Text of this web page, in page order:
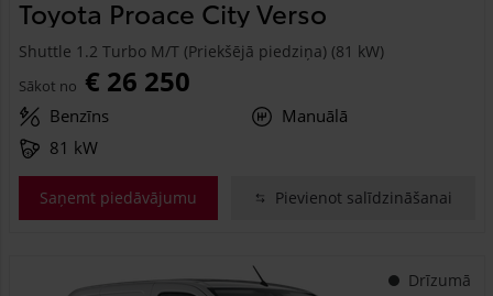
Toyota Proace City Verso
Shuttle 1.2 Turbo M/T (Priekšējā piedziņa) (81 kW)
Sākot no € 26 250
Benzīns
Manuālā
81 kW
Saņemt piedāvājumu Pievienot salīdzināšanai
Drīzumā